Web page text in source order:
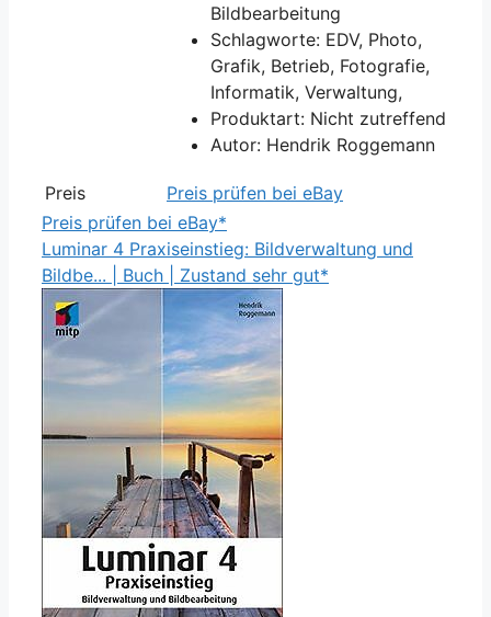
Bildbearbeitung
Schlagworte: EDV, Photo,
Grafik, Betrieb, Fotografie,
Informatik, Verwaltung,
Produktart: Nicht zutreffend
Autor: Hendrik Roggemann
Preis
Preis prüfen bei eBay
Preis prüfen bei eBay*
Luminar 4 Praxiseinstieg: Bildverwaltung und
Bildbe... | Buch | Zustand sehr gut*